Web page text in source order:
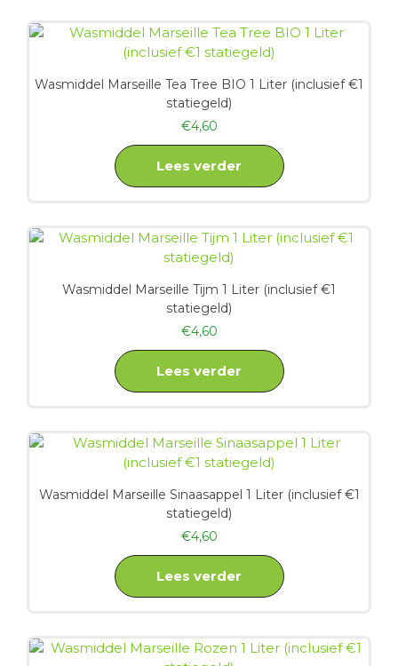
Wasmiddel Marseille Tea Tree BIO 1 Liter (inclusief €1
statiegeld)
€4,60
Lees verder
Wasmiddel Marseille Tijm 1 Liter (inclusief €1
statiegeld)
€4,60
Lees verder
Wasmiddel Marseille Sinaasappel 1 Liter (inclusief €1
statiegeld)
€4,60
Lees verder